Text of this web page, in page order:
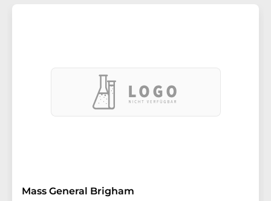
Mass General Brigham